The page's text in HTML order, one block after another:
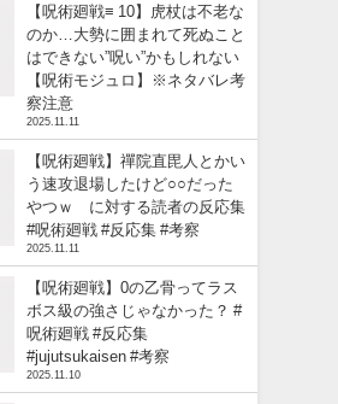
【呪術廻戦≡ 10】虎杖は不老な
のか…大勢に囲まれて死ぬこと
はできない”呪い”かもしれない
【呪術モジュロ】※ネタバレ考
察注意
2025.11.11
【呪術廻戦】禪院直毘人とかい
う速攻退場したけど○○だった
やつｗ に対する読者の反応集
#呪術廻戦 #反応集 #考察
2025.11.11
【呪術廻戦】0の乙骨ってラス
ボス級の強さじゃなかった？ #
呪術廻戦 #反応集
#jujutsukaisen #考察
2025.11.10